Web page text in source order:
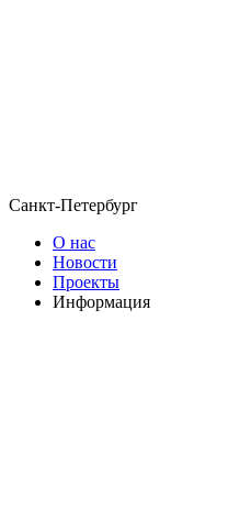
Санкт-Петербург
О нас
Новости
Проекты
Информация